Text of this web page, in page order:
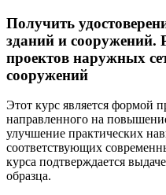
Получить
зданий и сооружений.
проектов наружных
сооружений
Этот курс является формой
направленного на
улучшение практических
соответствующих
курса подтверждается
образца.